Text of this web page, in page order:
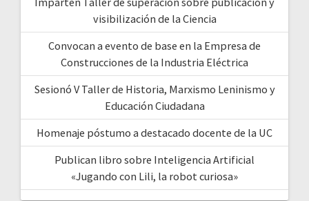
visibilización de la Ciencia
Convocan a evento de base en la Empresa de
Construcciones de la Industria Eléctrica
Sesionó V Taller de Historia, Marxismo Leninismo y
Educación Ciudadana
Homenaje póstumo a destacado docente de la UC
Publican libro sobre Inteligencia Artificial
«Jugando con Lili, la robot curiosa»